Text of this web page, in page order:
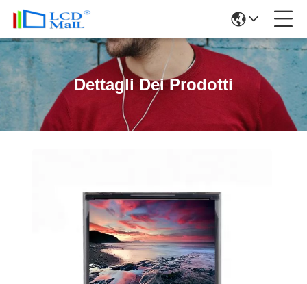
Dettagli Dei Prodotti